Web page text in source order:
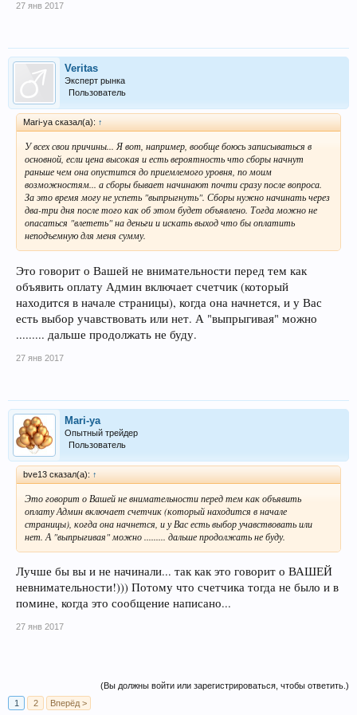
27 янв 2017
Veritas
Эксперт рынка
Пользователь
Mari-ya сказал(а): ↑
У всех свои причины... Я вот, например, вообще боюсь записываться в
основной, если цена высокая и есть вероятность что сборы начнут
раньше чем она опустится до приемлемого уровня, по моим
возможностям... а сборы бывает начинают почти сразу после вопроса.
За это время могу не успеть "выпрыгнуть". Сборы нужно начинать через
два-три дня после того как об этом будет объявлено. Тогда можно не
опасаться "влететь" на деньги и искать выход что бы оплатить
неподъемную для меня сумму.
Это говорит о Вашей не внимательности перед тем как
объявить оплату Админ включает счетчик (который
находится в начале страницы), когда она начнется, и у Вас
есть выбор учавствовать или нет. А "выпрыгивая" можно
......... дальше продолжать не буду.
27 янв 2017
Mari-ya
Опытный трейдер
Пользователь
bve13 сказал(а): ↑
Это говорит о Вашей не внимательности перед тем как объявить
оплату Админ включает счетчик (который находится в начале
страницы), когда она начнется, и у Вас есть выбор учавствовать или
нет. А "выпрыгивая" можно ......... дальше продолжать не буду.
Лучше бы вы и не начинали... так как это говорит о ВАШЕЙ
невнимательности!))) Потому что счетчика тогда не было и в
помине, когда это сообщение написано...
27 янв 2017
(Вы должны войти или зарегистрироваться, чтобы ответить.)
1
2 Вперёд >